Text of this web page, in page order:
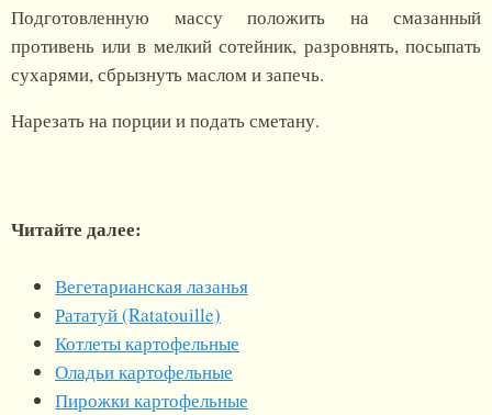
Подготовленную массу положить на смазанный
противень или в мелкий сотейник, разровнять, посыпать
сухарями, сбрызнуть маслом и запечь.
Нарезать на порции и подать сметану.
Читайте далее:
Вегетарианская лазанья
Рататуй (Ratatouille)
Котлеты картофельные
Оладьи картофельные
Пирожки картофельные